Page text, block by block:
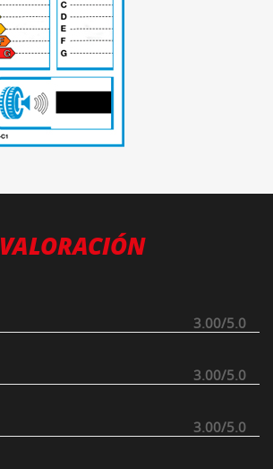
VALORACIÓN
3.00/5.0
3.00/5.0
3.00/5.0